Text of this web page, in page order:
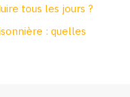
tous les jours ?
: quelles